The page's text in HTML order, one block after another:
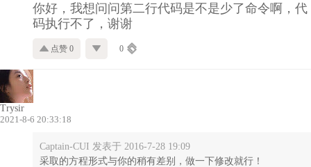
你好，我想问问第二行代码是不是少了命令啊，代
码执行不了 ，谢谢
点赞 0 0
Trysir
2021-8-6 20:33:18
Captain-CUI 发表于 2016-7-28 19:09
采取的方程形式与你的稍有差别，做一下修改就行！